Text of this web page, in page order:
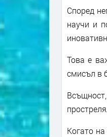
Според
научи и
Това е
смисъл в
Когато